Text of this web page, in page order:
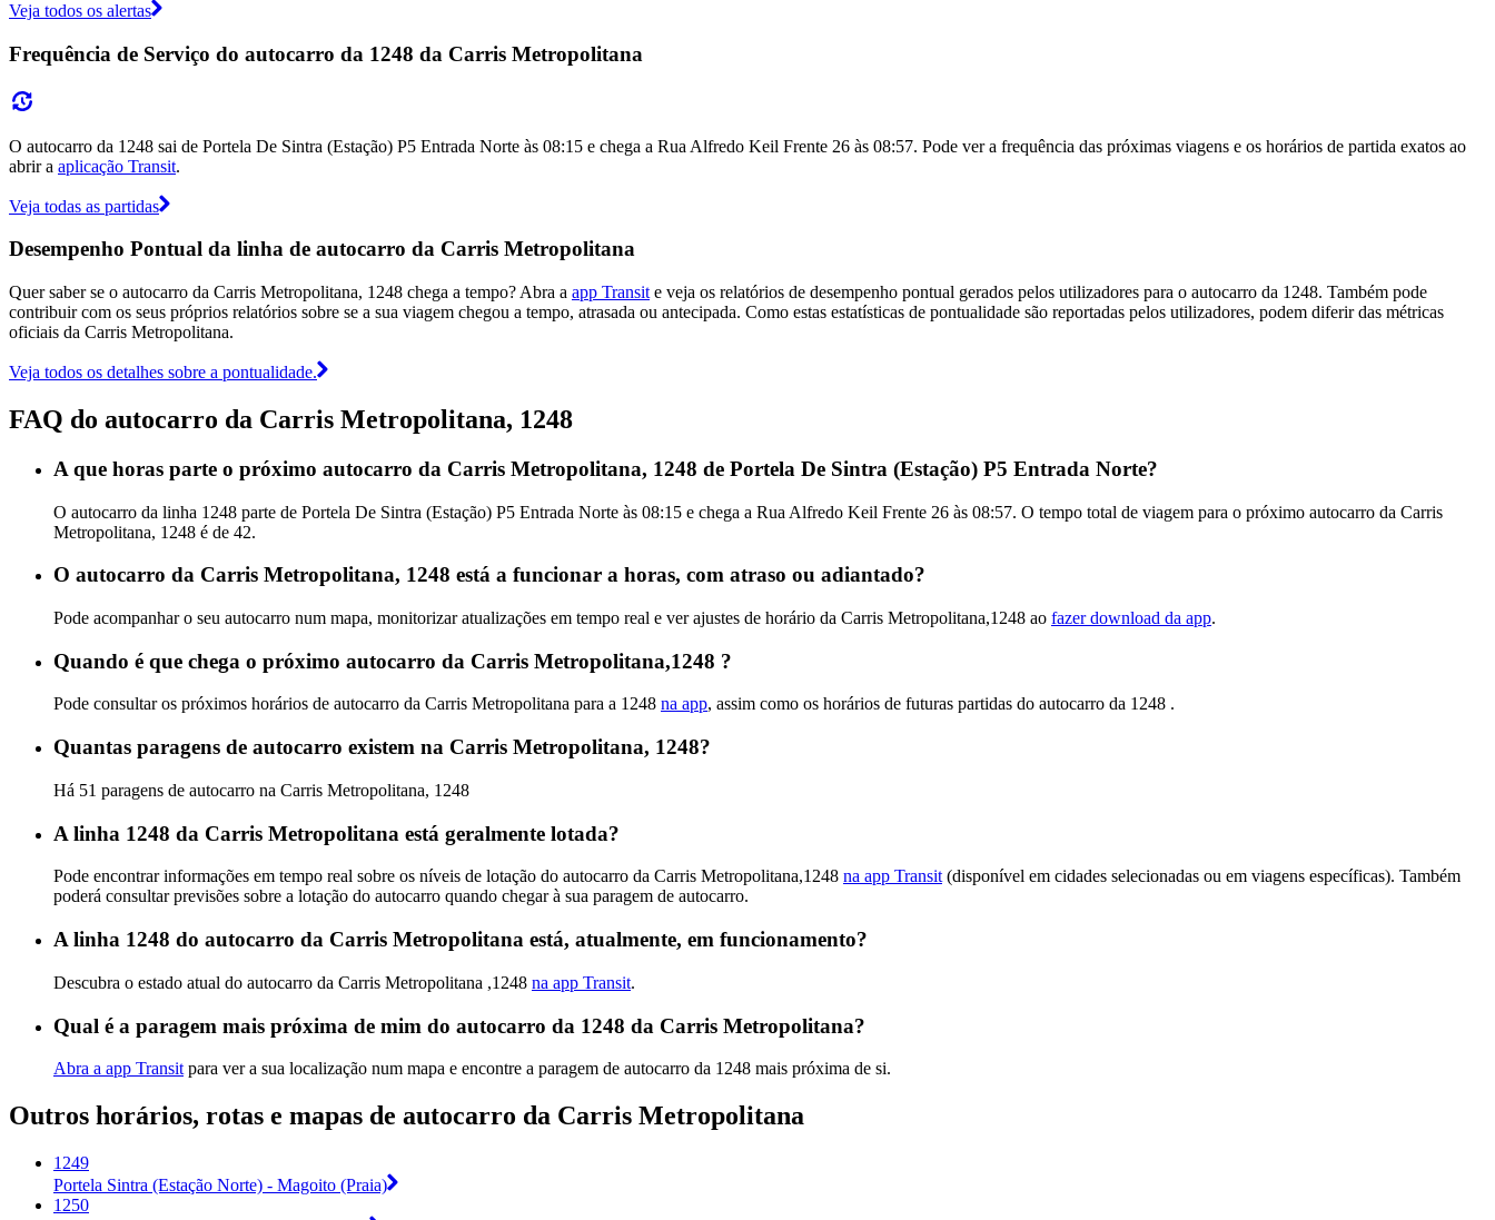
Veja todos os alertas
Frequência de Serviço do autocarro da 1248 da Carris Metropolitana
O autocarro da 1248 sai de Portela De Sintra (Estação) P5 Entrada Norte às 08:15 e chega a Rua Alfredo Keil Frente 26 às 08:57. Pode ver a frequência das próximas viagens e os horários de partida exatos ao
abrir a aplicação Transit.
Veja todas as partidas
Desempenho Pontual da linha de autocarro da Carris Metropolitana
Quer saber se o autocarro da Carris Metropolitana, 1248 chega a tempo? Abra a app Transit e veja os relatórios de desempenho pontual gerados pelos utilizadores para o autocarro da 1248. Também pode
contribuir com os seus próprios relatórios sobre se a sua viagem chegou a tempo, atrasada ou antecipada. Como estas estatísticas de pontualidade são reportadas pelos utilizadores, podem diferir das métricas
oficiais da Carris Metropolitana.
Veja todos os detalhes sobre a pontualidade.
FAQ do autocarro da Carris Metropolitana, 1248
A que horas parte o próximo autocarro da Carris Metropolitana, 1248 de Portela De Sintra (Estação) P5 Entrada Norte?
O autocarro da linha 1248 parte de Portela De Sintra (Estação) P5 Entrada Norte às 08:15 e chega a Rua Alfredo Keil Frente 26 às 08:57. O tempo total de viagem para o próximo autocarro da Carris
Metropolitana, 1248 é de 42.
O autocarro da Carris Metropolitana, 1248 está a funcionar a horas, com atraso ou adiantado?
Pode acompanhar o seu autocarro num mapa, monitorizar atualizações em tempo real e ver ajustes de horário da Carris Metropolitana,1248 ao fazer download da app.
Quando é que chega o próximo autocarro da Carris Metropolitana,1248 ?
Pode consultar os próximos horários de autocarro da Carris Metropolitana para a 1248 na app, assim como os horários de futuras partidas do autocarro da 1248 .
Quantas paragens de autocarro existem na Carris Metropolitana, 1248?
Há 51 paragens de autocarro na Carris Metropolitana, 1248
A linha 1248 da Carris Metropolitana está geralmente lotada?
Pode encontrar informações em tempo real sobre os níveis de lotação do autocarro da Carris Metropolitana,1248 na app Transit (disponível em cidades selecionadas ou em viagens específicas). Também
poderá consultar previsões sobre a lotação do autocarro quando chegar à sua paragem de autocarro.
A linha 1248 do autocarro da Carris Metropolitana está, atualmente, em funcionamento?
Descubra o estado atual do autocarro da Carris Metropolitana ,1248 na app Transit.
Qual é a paragem mais próxima de mim do autocarro da 1248 da Carris Metropolitana?
Abra a app Transit para ver a sua localização num mapa e encontre a paragem de autocarro da 1248 mais próxima de si.
Outros horários, rotas e mapas de autocarro da Carris Metropolitana
1249
Portela Sintra (Estação Norte) - Magoito (Praia)
1250